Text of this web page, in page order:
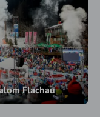
Flachau